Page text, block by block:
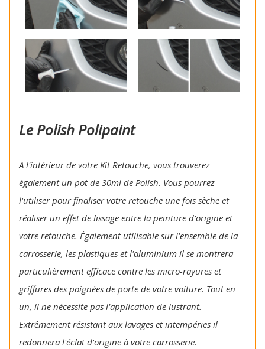
Le Polish Polipaint
A l'intérieur de votre Kit Retouche, vous trouverez
également un pot de 30ml de Polish. Vous pourrez
l'utiliser pour finaliser votre retouche une fois sèche et
réaliser un effet de lissage entre la peinture d'origine et
votre retouche. Également utilisable sur l'ensemble de la
carrosserie, les plastiques et l'aluminium il se montrera
particulièrement efficace contre les micro-rayures et
griffures des poignées de porte de votre voiture. Tout en
un, il ne nécessite pas l'application de lustrant.
Extrêmement résistant aux lavages et intempéries il
redonnera l'éclat d'origine à votre carrosserie.